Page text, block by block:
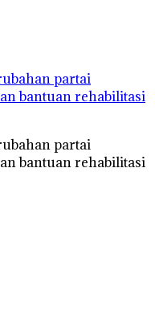
partai
bantuan rehabilitasi
partai
bantuan rehabilitasi